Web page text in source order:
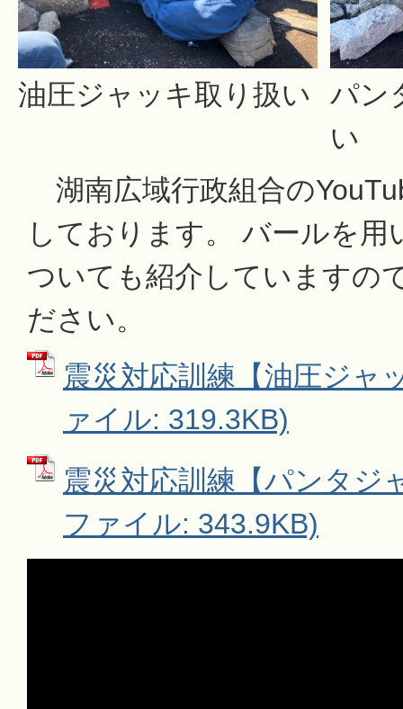
油圧ジャッキ取り扱い
パン
い
湖南広域行政組合の
しております。 バールを用
ついても紹介していますの
ださい。
震災対応訓練【油圧ジャ
ァイル: 319.3KB)
震災対応訓練【パンタジ
ファイル: 343.9KB)